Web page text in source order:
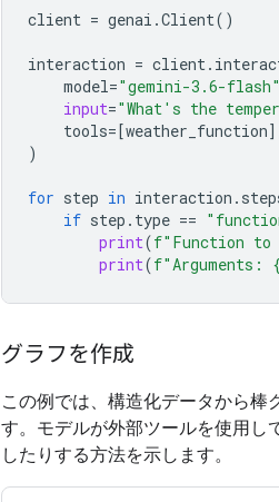
client = genai .Client()
interaction = client.
model="gemini-3.6-flash"
input="What's the
tools=[weather_function
)
for step in interaction .
if step . type ==
print(f"Function
print(f"Arguments: {
グラフを作成
この例では、構造化データから棒
す。モデルが外部ツールを使用し
したりする方法を示します。